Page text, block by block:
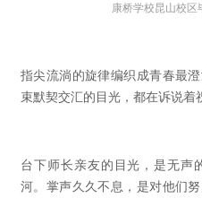
康桥学校昆山校区
指尖流淌的旋律编织成青春最
束默契交汇的目光，都在诉说着
台下师长亲友的目光，是无声
河。掌声久久不息，是对他们